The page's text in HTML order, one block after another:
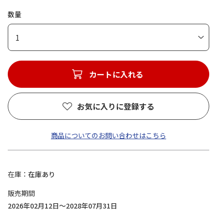
数量
1
カートに入れる
お気に入りに登録する
商品についてのお問い合わせはこちら
在庫
在庫あり
販売期間
2026年02月12日～2028年07月31日